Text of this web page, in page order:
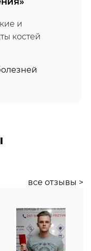
и
костей
все отзывы >